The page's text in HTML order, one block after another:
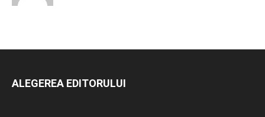
ALEGEREA EDITORULUI